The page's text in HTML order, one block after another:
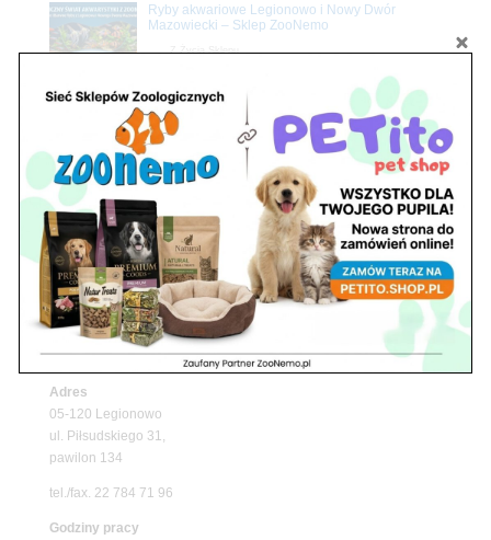
Z Życia Sklepu
Ryby akwariowe Legionowo i Nowy Dwór
Mazowiecki – Sklep ZooNemo
Z Życia Sklepu
Stwórz podwodne arcydzieło: Najpiękniejsze
rośliny akwariowe w ZooNemo – Legionowo i
Nowy Dwór Mazowiecki
Upały wracają! Zadbaj o komfort swojego pupila
z matami chłodzącymi ZooNemo
Z Życia Sklepu
Niedziela handlowa w Zoonemo – Informacja o
godzinach otwarcia
Adres
05-120 Legionowo
ul. Piłsudskiego 31,
pawilon 134
tel./fax. 22 784 71 96
Godziny pracy